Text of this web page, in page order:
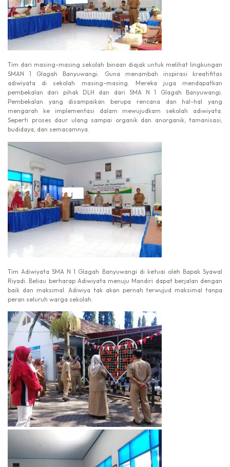
Tim dari masing-masing sekolah binaan diajak untuk melihat lingkungan
SMAN 1 Glagah Banyuwangi. Guna menambah inspirasi kreatifitas
adiwiyata di sekolah masing-masing. Mereka juga mendapatkan
pembekalan dari pihak DLH dan dari SMA N 1 Glagah Banyuwangi.
Pembekalan yang disampaikan berupa rencana dan hal-hal yang
mengarah ke implementasi dalam mewujudkam sekolah adiwiyata.
Seperti proses daur ulang sampai organik dan anorganik, tamanisasi,
budidaya, dan semacamnya.
Tim Adiwiyata SMA N 1 Glagah Banyuwangi di ketuai oleh Bapak Syawal
Riyadi. Beliau berharap Adiwiyata menuju Mandiri dapat berjalan dengan
baik dan maksimal. Adiwiya tak akan pernah terwujud maksimal tanpa
peran seluruh warga sekolah.